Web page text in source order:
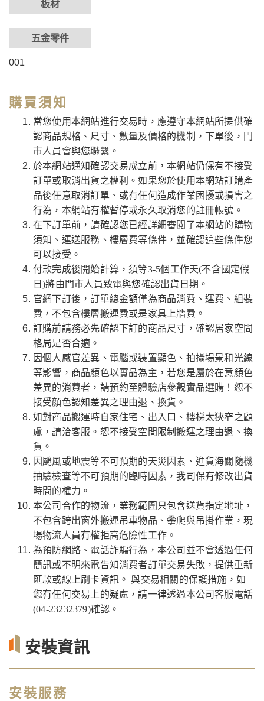
板材
五金零件
001
購買須知
當您使用本網站進行交易時，應遵守本網站所提供確
認商品規格、尺寸、數量及價格的機制，下單後，門
市人員會與您聯繫。
於本網站通知確認交易成立前，本網站仍保有不接受
訂單或取消出貨之權利。如果您於使用本網站訂購產
品後任意取消訂單、或有任何造成作業困擾或損害之
行為，本網站有權暫停或永久取消您的註冊帳號。
在下訂單前，請確認您已經詳細審閱了本網站的購物
須知、運送服務、樓層費等條件，並確認這些條件您
可以接受。
付款完成後開始計算，須等3-5個工作天(不含國定假
日)將由門市人員致電與您確認出貨日期。
官網下訂後，訂單總金額僅為商品消費、運費、組裝
費，不包含樓層搬運費或是家具上牆費。
訂購前請務必先確認下訂的商品尺寸，確認居家空間
格局是否合適。
因個人感官差異、電腦或裝置顯色、拍攝場景和光線
等影響，商品顏色以實品為主，若您是屬於在意顏色
差異的消費者，請預約至體驗店參觀實品選購！恕不
接受顏色認知差異之理由退、換貨。
如對商品搬運時自家住宅、出入口、樓梯太狹窄之顧
慮，請洽客服。恕不接受空間限制搬運之理由退、換
貨。
因颱風或地震等不可預期的天災因素、進貨海關隨機
抽驗檢查等不可預期的臨時因素，我司保有修改出貨
時間的權力。
本公司合作的物流，業務範圍只包含送貨指定地址，
不包含跨出窗外搬運吊車物品、攀爬與吊掛作業，現
場物流人員有權拒高危險性工作。
為預防網路、電話詐騙行為，本公司並不會透過任何
簡訊或不明來電告知消費者訂單交易失敗，提供重新
匯款或線上刷卡資訊。 與交易相關的保護措施，如
您有任何交易上的疑慮，請一律透過本公司客服電話
(04-23232379)確認。
安裝資訊
安裝服務